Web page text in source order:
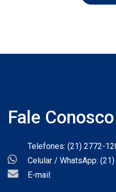
Fale Conosco
Telefones: (21) 2772-
Celular / WhatsApp:
E-mail: